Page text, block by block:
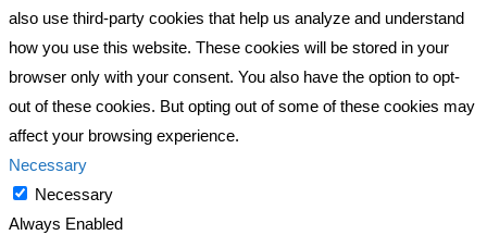
also use third-party cookies that help us analyze and understand
how you use this website. These cookies will be stored in your
browser only with your consent. You also have the option to opt-
out of these cookies. But opting out of some of these cookies may
affect your browsing experience.
Necessary
Necessary
Always Enabled